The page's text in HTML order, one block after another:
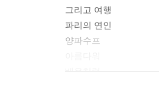
그리고 여행
파리의 연인
양파수프
배우처럼